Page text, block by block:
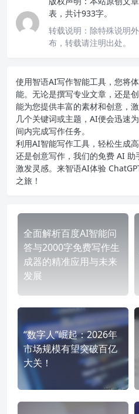
表，共计933字。
转载说明： 除特殊说明
布，转载请注明出处。
使用智语AI写作智能工具，您将
能。无论是撰写专业文章，还是
能为您提供丰富的素材和创意，
几个关键词或主题，AI便会迅速
间内完成写作任务。
利用AI智能写作工具，轻松生成
还是创意写作，我们的免费 AI 助
激发灵感。来智语AI体验
之旅！
全面解析百度AI智能问
答与2000字免费写作生
成器的精准应用与未来
发展
“数字人”崛起：2026年
市场规模有望突破百亿
大关！